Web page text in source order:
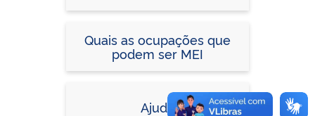
Quais as ocupações que
podem ser MEI
Ajuda